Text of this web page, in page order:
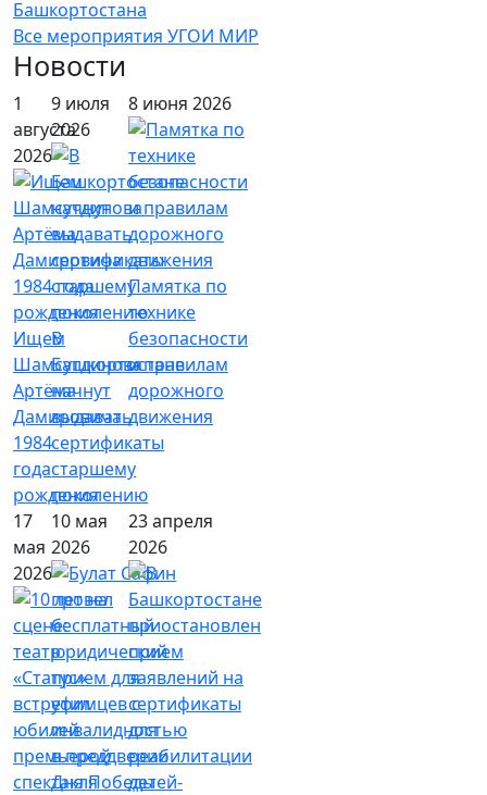
Башкортостана
Все мероприятия УГОИ МИР
Новости
1
августа
2026
Ищем
Шамсутдинова
Артёма
Дамировича
1984
года
рождения
9 июля
2026
В
Башкортостане
начнут
выдавать
сертификаты
старшему
поколению
8 июня 2026
Памятка по
технике
безопасности
и правилам
дорожного
движения
17
мая
2026
10 мая
2026
23 апреля
2026